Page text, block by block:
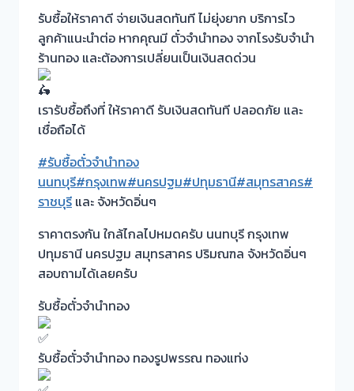
รับซื้อให้ราคาดี จ่ายเงินสดทันที ไม่ยุ่งยาก บริการไว
ลูกค้าแนะนำต่อ หากคุณมี ตั๋วจำนำทอง จากโรงรับจำนำ
ร้านทอง และต้องการเปลี่ยนเป็นเงินสดด่วน
เรารับซื้อถึงที่ ให้ราคาดี รับเงินสดทันที ปลอดภัย และ
เชื่อถือได้
#รับซื้อตั๋วจำนำทอง
นนทบุรี#กรุงเทพ#นครปฐม#ปทุมธานี#สมุทรสาคร#
ราชบุรี และ จังหวัดอิ่นๆ
ราคาตรงกัน ใกล้ไกลไปหมดครับ นนทบุรี กรุงเทพ
ปทุมธานี นครปฐม สมุทรสาคร ปริมณฑล จังหวัดอิ่นๆ
สอบถามได้เลยครับ
รับซื้อตั๋วจำนำทอง
รับซื้อตั๋วจำนำทอง ทองรูปพรรณ ทองแท่ง